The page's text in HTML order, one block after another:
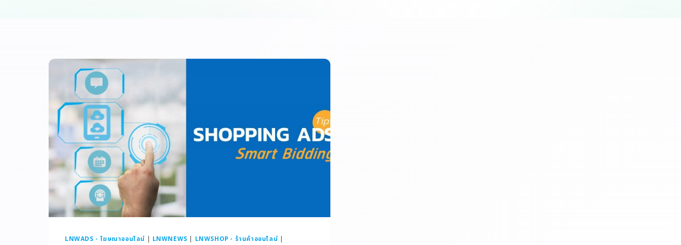
LNWADS - โฆษณาออนไลน์ | LNWNEWS | LNWSHOP - ร้านค้าออนไลน์ |